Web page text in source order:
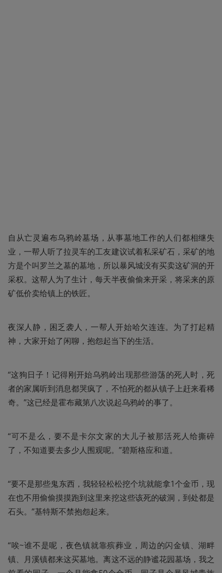
自从亡灵遍布乌鸦岭墓场，从事墓地工作的人们都相继失
业，一帮人听了拉灵车的工友建议试着私采矿石，采矿的地
方是个叫罗兰之墓的墓地，所以暴风城没有买卖这矿洞的开
采权。这帮人为了生计，每天半夜偷偷来开采，将采来的原
矿低价卖给镇上的铁匠。
夜深人静，困乏袭人，一帮人开始哈欠连连。为了打起精
神，大家开始了闲聊，抱怨起当下的生活。
“这狗日子！记得刚开始乌鸦岭出现那些游荡的死人时，死
者的家属听到消息都哭疯了，不怕死的都从镇子上赶来看稀
奇。”这已经是霍布藏第八次说起乌鸦岭的事了。
“可不是么，要不是卡尔文家的大儿子被那活死人给撕碎
了，不知道要去多少人围观呢。”碧斯格应和道。
“要不是那些鬼东西，我轻轻松松挖个坑就能拿1个金币，现
在也不用偷偷摸摸跑到这里来挖这些该死的破洞，到处都是
石头。”基特斯不禁抱怨起来。
“唉~谁不是呢，夜色镇就靠殡葬业，周边的闪金镇、湖畔
镇、月溪镇都来这买墓地。离这不远的静谧花园墓场，我之